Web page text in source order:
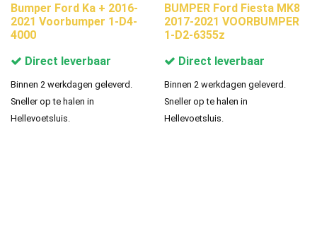
Bumper Ford Ka + 2016-
2021 Voorbumper 1-D4-
4000
Direct leverbaar
Binnen 2 werkdagen geleverd.
Sneller op te halen in
Hellevoetsluis.
BUMPER Ford Fiesta MK8
2017-2021 VOORBUMPER
1-D2-6355z
Direct leverbaar
Binnen 2 werkdagen geleverd.
Sneller op te halen in
Hellevoetsluis.